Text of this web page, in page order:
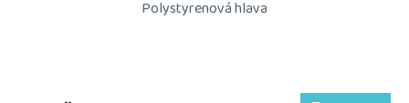
Polystyrenová hlava